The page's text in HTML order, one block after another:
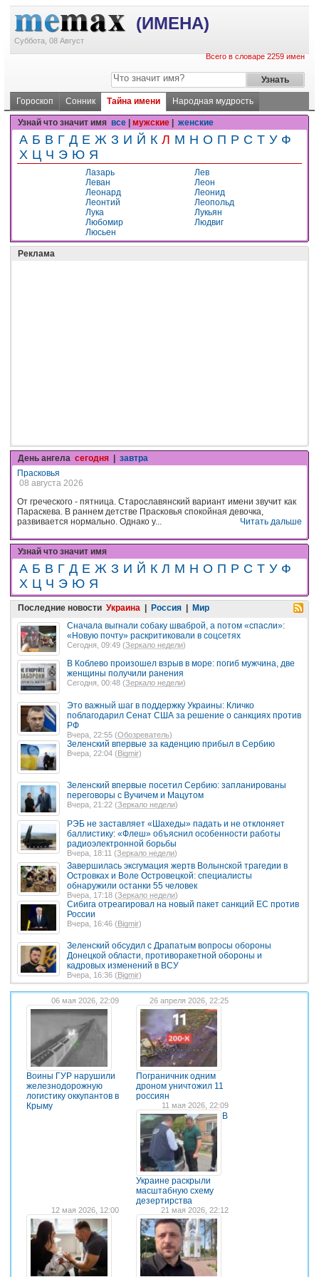
(ИМЕНА)
Суббота, 08 Август
Всего в словаре 2259 имен
Гороскоп Сонник Тайна имени Народная мудрость
Узнай что значит имя все мужские женские
А Б В Г Д Е Ж З И Й К Л М Н О П Р С Т У Ф
Х Ц Ч Э Ю Я
Лазарь
Лев
Леван
Леон
Леонард
Леонид
Леонтий
Леопольд
Лука
Лукьян
Любомир
Людвиг
Люсьен
Реклама
День ангела сегодня
завтра
Прасковья
08 августа 2026
От греческого - пятница. Старославянский вариант имени звучит как
Параскева. В раннем детстве Прасковья спокойная девочка,
развивается нормально. Однако у...
Читать дальше
Узнай что значит имя
А Б В Г Д Е Ж З И Й К Л М Н О П Р С Т У Ф
Х Ц Ч Э Ю Я
Последние новости Украина | Россия | Мир
Сначала выгнали собаку шваброй, а потом «спасли»:
«Новую почту» раскритиковали в соцсетях
Сегодня, 09:49 (Зеркало недели)
В Коблево произошел взрыв в море: погиб мужчина, две
женщины получили ранения
Сегодня, 00:48 (Зеркало недели)
Это важный шаг в поддержку Украины: Кличко
поблагодарил Сенат США за решение о санкциях против
РФ
Вчера, 22:55 (Обозреватель)
Зеленский впервые за каденцию прибыл в Сербию
Вчера, 22:04 (Bigmir)
Зеленский впервые посетил Сербию: запланированы
переговоры с Вучичем и Мацутом
Вчера, 21:22 (Зеркало недели)
РЭБ не заставляет «Шахеды» падать и не отклоняет
баллистику: «Флеш» объяснил особенности работы
радиоэлектронной борьбы
Вчера, 18:11 (Зеркало недели)
Завершилась эксгумация жертв Волынской трагедии в
Островках и Воле Островецкой: специалисты
обнаружили останки 55 человек
Вчера, 17:18 (Зеркало недели)
Сибига отреагировал на новый пакет санкций ЕС против
России
Вчера, 16:46 (Bigmir)
Зеленский обсудил с Драпатым вопросы обороны
Донецкой области, противоракетной обороны и
кадровых изменений в ВСУ
Вчера, 16:36 ( Bigmir)
06 мая 2026, 22:09
Воины ГУР нарушили
железнодорожную
логистику оккупантов в
Крыму
26 апреля 2026, 22:25
Пограничник одним
дроном уничтожил 11
россиян
11 мая 2026, 22:09
В
Украине раскрыли
масштабную схему
дезертирства
12 мая 2026, 12:00 21 мая 2026, 22:12